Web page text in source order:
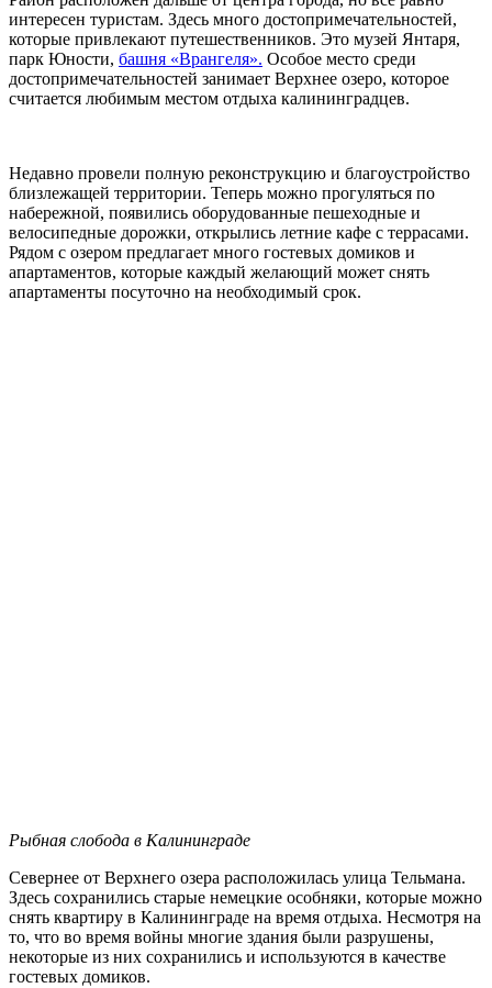
интересен туристам. Здесь много достопримечательностей,
которые привлекают путешественников. Это музей Янтаря,
парк Юности, башня «Врангеля». Особое место среди
достопримечательностей занимает Верхнее озеро, которое
считается любимым местом отдыха калининградцев.
Недавно провели полную реконструкцию и благоустройство
близлежащей территории. Теперь можно прогуляться по
набережной, появились оборудованные пешеходные и
велосипедные дорожки, открылись летние кафе с террасами.
Рядом с озером предлагает много гостевых домиков и
апартаментов, которые каждый желающий может снять
апартаменты посуточно на необходимый срок.
Рыбная слобода в Калининграде
Севернее от Верхнего озера расположилась улица Тельмана.
Здесь сохранились старые немецкие особняки, которые можно
снять квартиру в Калининграде на время отдыха. Несмотря на
то, что во время войны многие здания были разрушены,
некоторые из них сохранились и используются в качестве
гостевых домиков.